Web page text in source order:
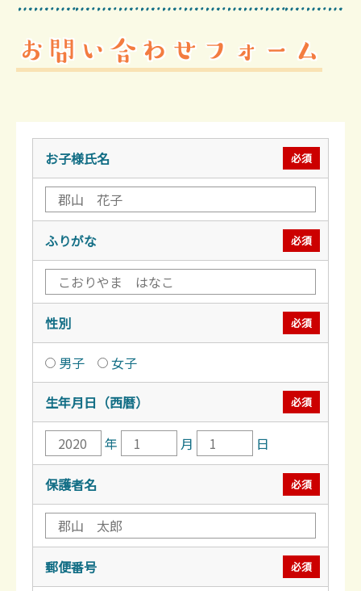
お問い合わせフォーム
お子様氏名 必須
ふりがな 必須
性別 必須
男子 女子
生年月日（西暦） 必須
年 月 日
保護者名 必須
郵便番号 必須